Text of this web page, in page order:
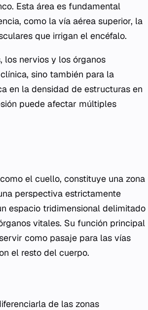
Esta área es fundamental
como la vía aérea superior, la
que irrigan el encéfalo.
los nervios y los órganos
sino también para la
en la densidad de estructuras en
puede afectar múltiples
el cuello, constituye una zona
perspectiva estrictamente
espacio tridimensional delimitado
vitales. Su función principal
como pasaje para las vías
el resto del cuerpo.
de las zonas